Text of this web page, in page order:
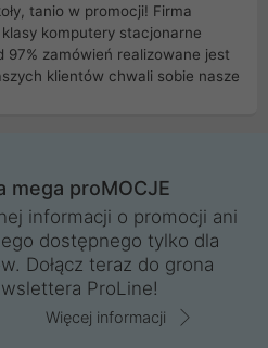
tanio w promocji! Firma
komputery stacjonarne
97% zamówień realizowane jest
klientów chwali sobie nasze
Gliwice, Kalisz, Bytom,
obsługa!
polskim kapitałem. Działamy
kraju! Posiadamy siedzibę
na terenie kraju. Cała
ProLine jest
mega proMOCJE
informacji o promocji ani
dostępnego tylko dla
Dołącz teraz do grona
ProLine!
Więcej informacji